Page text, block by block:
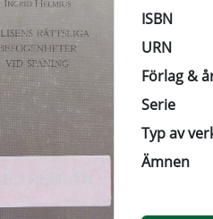
ISBN
URN
Förlag &
Serie
Typ av
Ämnen